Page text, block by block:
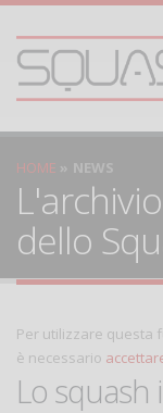
HOME NEWS
dello
Per utilizzare questa
è necessario
Lo